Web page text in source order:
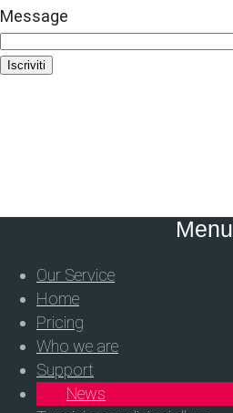
Message
Iscriviti
Menu
Our Service
Home
Pricing
Who we are
Support
News